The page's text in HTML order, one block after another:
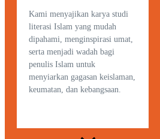
Kami menyajikan karya studi
literasi Islam yang mudah
dipahami, menginspirasi umat,
serta menjadi wadah bagi
penulis Islam untuk
menyiarkan gagasan keislaman,
keumatan, dan kebangsaan.